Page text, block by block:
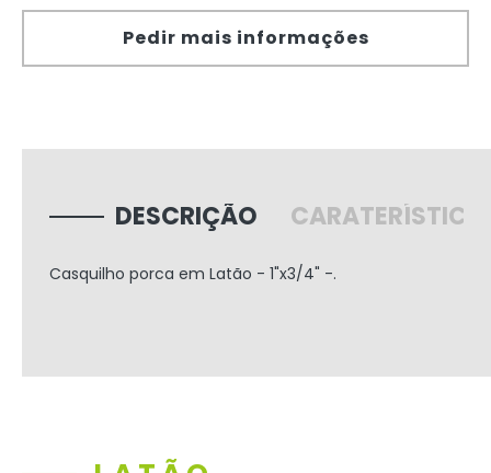
Pedir mais informações
DESCRIÇÃO
Casquilho porca em Latão - 1"x3/4" -.